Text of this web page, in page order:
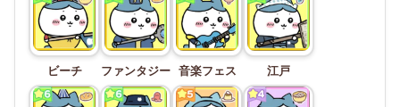
ビーチ ファンタジー 音楽フェス 江戸